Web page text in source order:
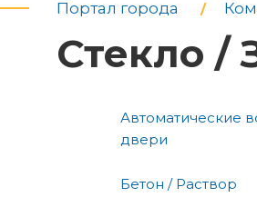
Портал города
Стекло /
Автоматические
двери
Бетон / Раствор